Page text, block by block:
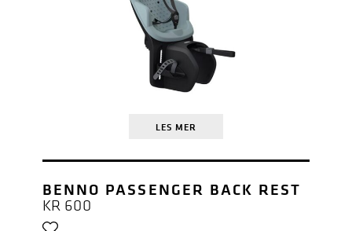
LES MER
BENNO PASSENGER BACK REST
KR 600